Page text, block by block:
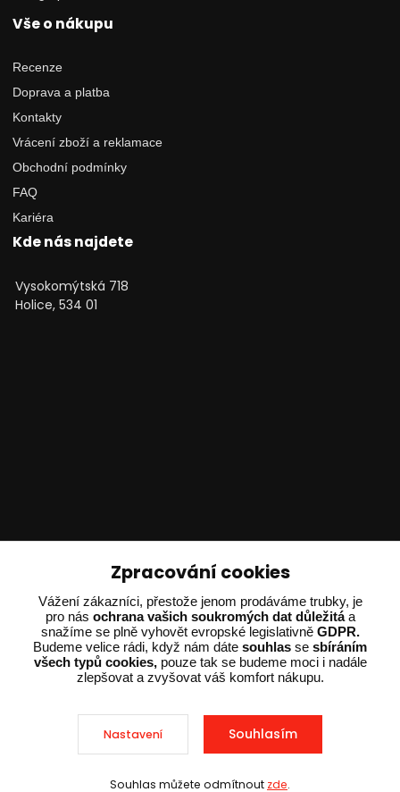
Vše o nákupu
Recenze
Doprava a platba
Kontakty
Vrácení zboží a reklamace
Obchodní podmínky
FAQ
Kariéra
Kde nás najdete
Vysokomýtská 718
Holice, 534 01
Ing. Adam Dvořák
+420 602 234 254
(Po-Pá 8:00 - 15:00)
potrebujiporadit@dvorak-karlik.cz
Zpracování cookies
Vážení zákazníci, přestože jenom prodáváme trubky, je
pro nás ochrana vašich soukromých dat důležitáa
snažíme se plně vyhovět evropské legislativně GDPR.
Budeme velice rádi, když nám dáte souhlas se sbíráním
všech typů cookies,pouze tak se budeme moci i nadále
zlepšovat a zvyšovat váš komfort nákupu.
Nastavení Souhlasím
Souhlas můžete odmítnout zde.